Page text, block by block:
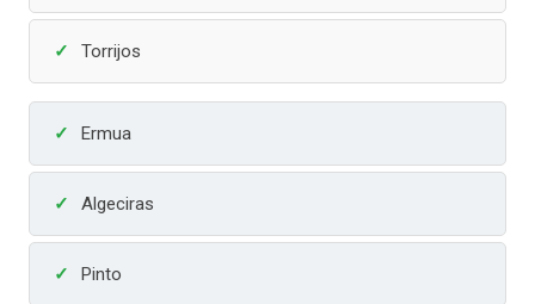
Torrijos
Ermua
Algeciras
Pinto